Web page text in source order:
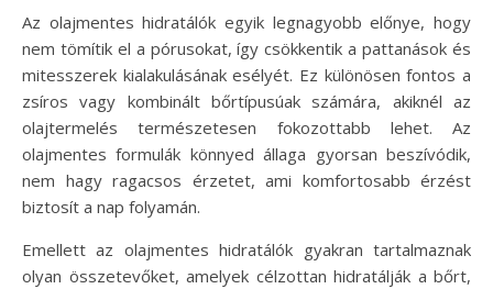
Az olajmentes hidratálók egyik legnagyobb előnye, hogy
nem tömítik el a pórusokat, így csökkentik a pattanások és
mitesszerek kialakulásának esélyét. Ez különösen fontos a
zsíros vagy kombinált bőrtípusúak számára, akiknél az
olajtermelés természetesen fokozottabb lehet. Az
olajmentes formulák könnyed állaga gyorsan beszívódik,
nem hagy ragacsos érzetet, ami komfortosabb érzést
biztosít a nap folyamán.
Emellett az olajmentes hidratálók gyakran tartalmaznak
olyan összetevőket, amelyek célzottan hidratálják a bőrt,